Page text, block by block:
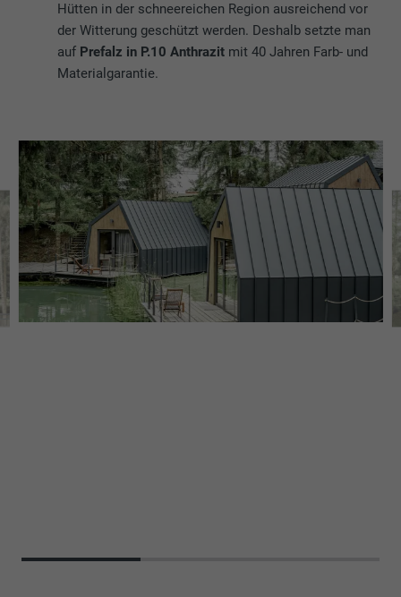
Hütten in der schneereichen Region ausreichend vor
der Witterung geschützt werden. Deshalb setzte man
auf Prefalz in P.10 Anthrazit mit 40 Jahren Farb- und
Materialgarantie.